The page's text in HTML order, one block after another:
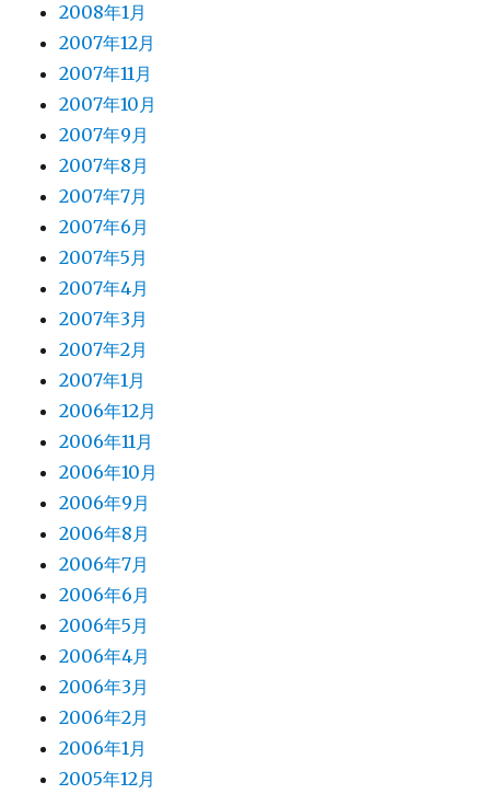
2008年1月
2007年12月
2007年11月
2007年10月
2007年9月
2007年8月
2007年7月
2007年6月
2007年5月
2007年4月
2007年3月
2007年2月
2007年1月
2006年12月
2006年11月
2006年10月
2006年9月
2006年8月
2006年7月
2006年6月
2006年5月
2006年4月
2006年3月
2006年2月
2006年1月
2005年12月